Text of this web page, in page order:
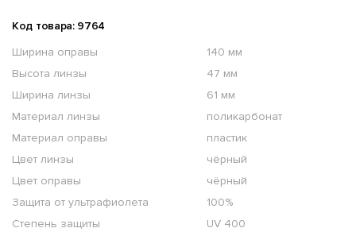
Код товара: 9764
Ширина оправы
140 мм
Высота линзы
47 мм
Ширина линзы
61 мм
Материал линзы
поликарбонат
Материал оправы
пластик
Цвет линзы
чёрный
Цвет оправы
чёрный
Защита от ультрафиолета
100%
Степень защиты
UV 400